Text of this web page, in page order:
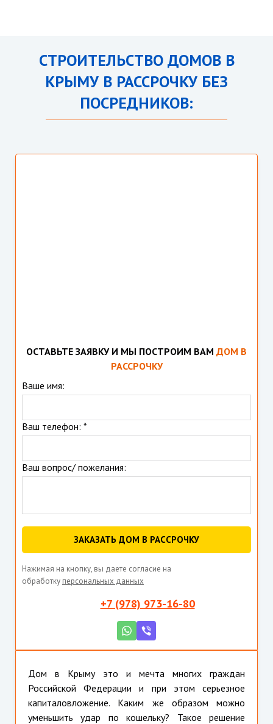
СТРОИТЕЛЬСТВО ДОМОВ В
КРЫМУ В РАССРОЧКУ БЕЗ
ПОСРЕДНИКОВ:
ОСТАВЬТЕ ЗАЯВКУ И МЫ ПОСТРОИМ ВАМ ДОМ В
РАССРОЧКУ
Ваше имя:
Ваш телефон: *
Ваш вопрос/ пожелания:
ЗАКАЗАТЬ ДОМ В РАССРОЧКУ
Нажимая на кнопку, вы даете согласие на
обработку персональных данных
+7 (978) 973-16-80
Дом в Крыму это и мечта многих граждан
Российской Федерации и при этом серьезное
капиталовложение. Каким же образом можно
уменьшить удар по кошельку? Такое решение